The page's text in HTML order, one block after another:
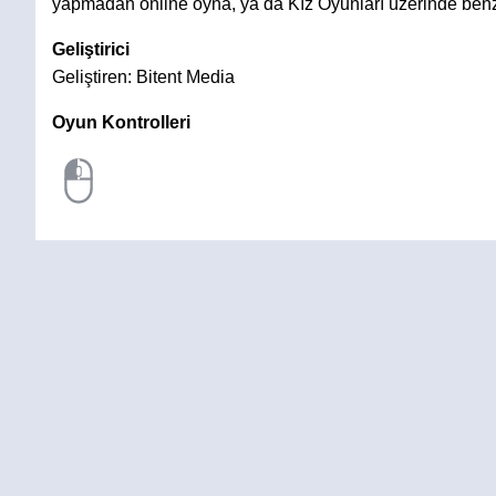
yapmadan online oyna, ya da Kız Oyunları üzerinde
Geliştirici
Geliştiren: Bitent Media
Oyun Kontrolleri